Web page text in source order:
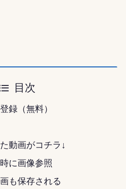
目次
録（無料）
動画がコチラ↓
に画像参照
も保存される